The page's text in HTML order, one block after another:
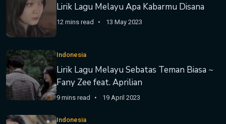
Lirik Lagu Melayu Apa Kabarmu Disana
12 mins read 13 May 2023
Indonesia
Lirik Lagu Melayu Sebatas Teman Biasa ~
Fany Zee feat. Aprilian
9 mins read 19 April 2023
Indonesia